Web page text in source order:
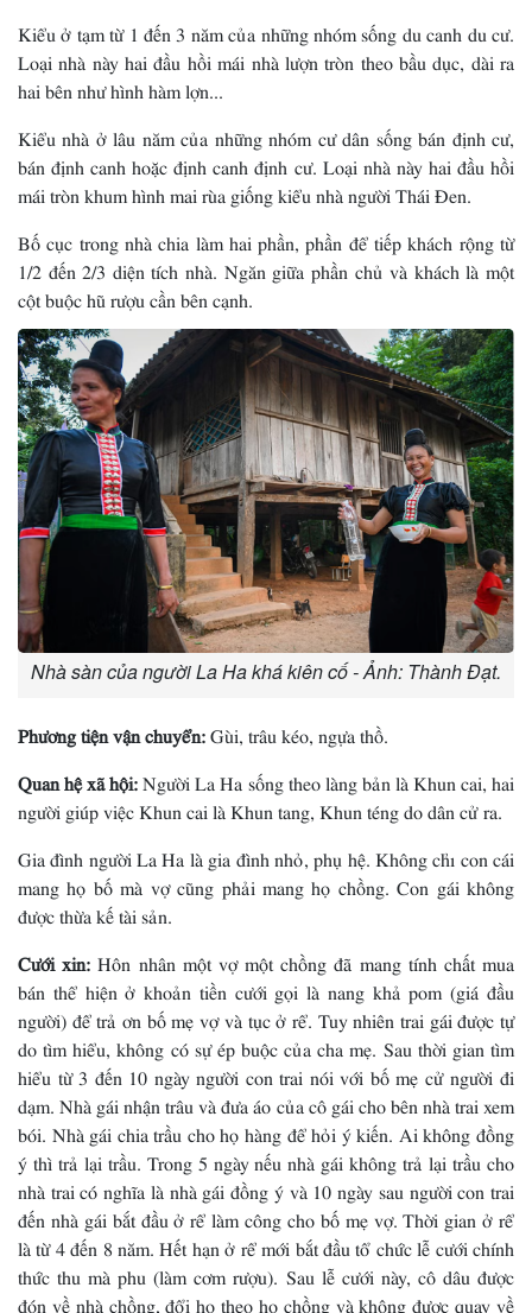
Kiểu ở tạm từ 1 đến 3 năm của những nhóm sống du canh du cư.
Loại nhà này hai đầu hồi mái nhà lượn tròn theo bầu dục, dài ra
hai bên như hình hàm lợn...
Kiểu nhà ở lâu năm của những nhóm cư dân sống bán định cư,
bán định canh hoặc định canh định cư. Loại nhà này hai đầu hồi
mái tròn khum hình mai rùa giống kiểu nhà người Thái Ðen.
Bố cục trong nhà chia làm hai phần, phần để tiếp khách rộng từ
1/2 đến 2/3 diện tích nhà. Ngăn giữa phần chủ và khách là một
cột buộc hũ rượu cần bên cạnh.
Nhà sàn của người La Ha khá kiên cố - Ảnh: Thành Đạt.
Phương tiện vận chuyển:Gùi, trâu kéo, ngựa thồ.
Quan hệ xã hội:Người La Ha sống theo làng bản là Khun cai, hai
người giúp việc Khun cai là Khun tang, Khun téng do dân cử ra.
Gia đình người La Ha là gia đình nhỏ, phụ hệ. Không chỉ con cái
mang họ bố mà vợ cũng phải mang họ chồng. Con gái không
được thừa kế tài sản.
Cưới xin: Hôn nhân một vợ một chồng đã mang tính chất mua
bán thể hiện ở khoản tiền cưới gọi là nang khả pom (giá đầu
người) để trả ơn bố mẹ vợ và tục ở rể. Tuy nhiên trai gái được tự
do tìm hiểu, không có sự ép buộc của cha mẹ. Sau thời gian tìm
hiểu từ 3 đến 10 ngày người con trai nói với bố mẹ cử người đi
dạm. Nhà gái nhận trâu và đưa áo của cô gái cho bên nhà trai xem
bói. Nhà gái chia trầu cho họ hàng để hỏi ý kiến. Ai không đồng
ý thì trả lại trầu. Trong 5 ngày nếu nhà gái không trả lại trầu cho
nhà trai có nghĩa là nhà gái đồng ý và 10 ngày sau người con trai
đến nhà gái bắt đầu ở rể làm công cho bố mẹ vợ. Thời gian ở rể
là từ 4 đến 8 năm. Hết hạn ở rể mới bắt đầu tổ chức lễ cưới chính
thức thu mà phu (làm cơm rượu). Sau lễ cưới này, cô dâu được
đón về nhà chồng, đổi họ theo họ chồng và không được quay về